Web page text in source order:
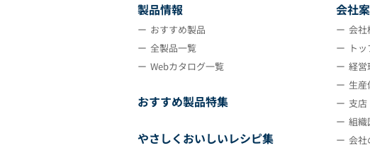
製品情報
おすすめ製品
全製品一覧
Webカタログ一覧
おすすめ製品特集
やさしくおいしいレシピ集
会社
会社
ト
経営
生
支
組織
会社